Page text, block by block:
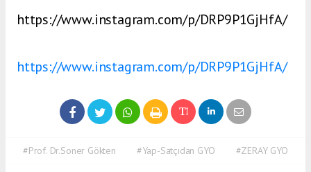
https://www.instagram.com/p/DRP9P1GjHfA/
https://www.instagram.com/p/DRP9P1GjHfA/
#Prof. Dr.Soner Gökten #Yap-Satçıdan GYO #ZERAY GYO